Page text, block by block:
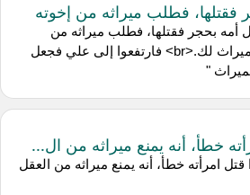
فطلب ميراثه من إخوته
بحجر فقتلها، فطلب ميراثه من
إخوته، فقال له إخوته: لا ميراث لك.<br> فارتفعوا إلى علي فجعل
"
خطأ، أنه يمنع ميراثه من ال...
امرأته خطأ، أنه يمنع ميراثه من العقل